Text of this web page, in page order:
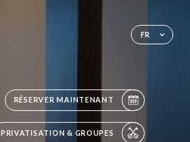
FR
RÉSERVER MAINTENANT
PRIVATISATION & GROUPES